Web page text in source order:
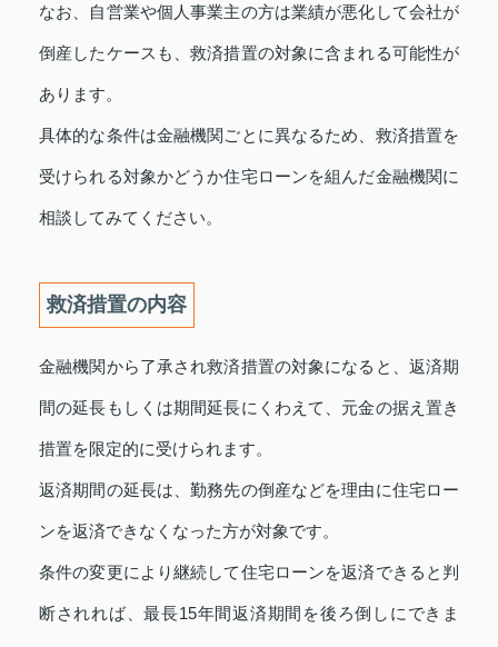
なお、自営業や個人事業主の方は業績が悪化して会社が
倒産したケースも、救済措置の対象に含まれる可能性が
あります。
具体的な条件は金融機関ごとに異なるため、救済措置を
受けられる対象かどうか住宅ローンを組んだ金融機関に
相談してみてください。
救済措置の内容
金融機関から了承され救済措置の対象になると、返済期
間の延長もしくは期間延長にくわえて、元金の据え置き
措置を限定的に受けられます。
返済期間の延長は、勤務先の倒産などを理由に住宅ロー
ンを返済できなくなった方が対象です。
条件の変更により継続して住宅ローンを返済できると判
断されれば、最長15年間返済期間を後ろ倒しにできま